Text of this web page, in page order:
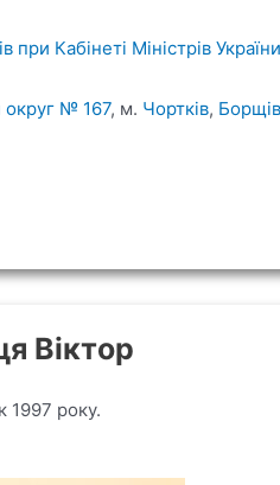
при Кабінеті Міністрів України
округ № 167, м. Чортків,
Віктор
1997 року.